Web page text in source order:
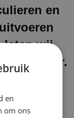
en
laten wij
achter.
en
om ons